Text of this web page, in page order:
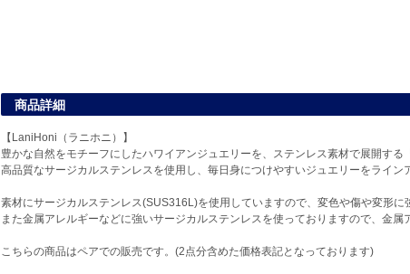
商品詳細
【LaniHoni（ラニホニ）】
豊かな自然をモチーフにしたハワイアンジュエリーを、ステンレス素材で展開する
高品質なサージカルステンレスを使用し、毎日身につけやすいジュエリーをライン
素材にサージカルステンレス(SUS316L)を使用していますので、変色や傷や変形に
また金属アレルギーなどに強いサージカルステンレスを使っておりますので、金属
こちらの商品はペアでの販売です。(2点分含めた価格表記となっております)